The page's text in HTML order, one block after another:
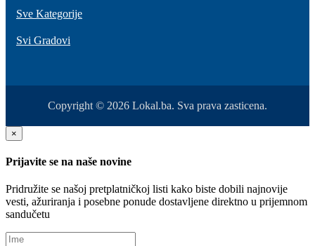
Sve Kategorije
Svi Gradovi
Copyright © 2026 Lokal.ba. Sva prava zasticena.
×
Prijavite se na naše novine
Pridružite se našoj pretplatničkoj listi kako biste dobili najnovije
vesti, ažuriranja i posebne ponude dostavljene direktno u prijemnom
sandučetu